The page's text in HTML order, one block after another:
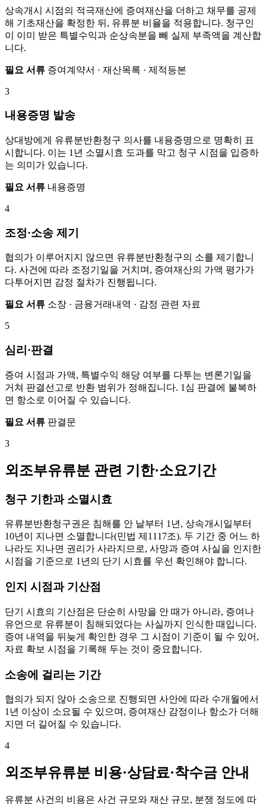
상속개시 시점의 적극재산에 증여재산을 더하고 채무를 공제
해 기초재산을 확정한 뒤, 유류분 비율을 적용합니다. 청구인
이 이미 받은 특별수익과 순상속분을 빼 실제 부족액을 계산합
니다.
필요 서류 증여계약서 · 재산목록 · 제적등본
3
내용증명 발송
상대방에게 유류분반환청구 의사를 내용증명으로 명확히 표
시합니다. 이는 1년 소멸시효 도과를 막고 청구 시점을 입증하
는 의미가 있습니다.
필요 서류 내용증명
4
조정·소송 제기
협의가 이루어지지 않으면 유류분반환청구의 소를 제기합니
다. 사건에 따라 조정기일을 거치며, 증여재산의 가액 평가가
다투어지면 감정 절차가 진행됩니다.
필요 서류 소장 · 금융거래내역 · 감정 관련 자료
5
심리·판결
증여 시점과 가액, 특별수익 해당 여부를 다투는 변론기일을
거쳐 판결선고로 반환 범위가 정해집니다. 1심 판결에 불복하
면 항소로 이어질 수 있습니다.
필요 서류 판결문
3
외조부유류분 관련 기한·소요기간
청구 기한과 소멸시효
유류분반환청구권은 침해를 안 날부터 1년, 상속개시일부터
10년이 지나면 소멸합니다(민법 제1117조). 두 기간 중 어느 하
나라도 지나면 권리가 사라지므로, 사망과 증여 사실을 인지한
시점을 기준으로 1년의 단기 시효를 우선 확인해야 합니다.
인지 시점과 기산점
단기 시효의 기산점은 단순히 사망을 안 때가 아니라, 증여나
유언으로 유류분이 침해되었다는 사실까지 인식한 때입니다.
증여 내역을 뒤늦게 확인한 경우 그 시점이 기준이 될 수 있어,
자료 확보 시점을 기록해 두는 것이 중요합니다.
소송에 걸리는 기간
협의가 되지 않아 소송으로 진행되면 사안에 따라 수개월에서
1년 이상이 소요될 수 있으며, 증여재산 감정이나 항소가 더해
지면 더 길어질 수 있습니다.
4
외조부유류분 비용·상담료·착수금 안내
유류분 사건의 비용은 사건 규모와 재산 규모, 분쟁 정도에 따